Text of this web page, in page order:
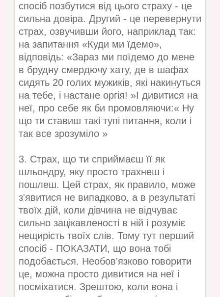
спосіб позбутися від цього страху - це
сильна довіра. Другий - це перевернути
страх, озвучивши його, наприклад так:
на запитання «Куди ми їдемо»,
відповідь: «Зараз ми поїдемо до мене
в брудну смердючу хату, де в шафах
сидять 20 голих мужиків, які накинуться
на тебе, і настане оргія! »І дивитися на
неї, про себе як би промовляючи:« Ну
що ти ставиш такі тупі питання, коли і
так все зрозуміло »
3. Страх, що ти сприймаєш її як
шльондру, яку просто трахнеш і
пошлеш. Цей страх, як правило, може
з'явитися не випадково, а в результаті
твоїх дій, коли дівчина не відчуває
сильно зацікавленості в ній і розуміє
нещирість твоїх слів. Тому тут перший
спосіб - ПОКАЗАТИ, що вона тобі
подобається. Необов'язково говорити
це, можна просто дивитися на неї і
посміхатися. Зрештою, коли вона і